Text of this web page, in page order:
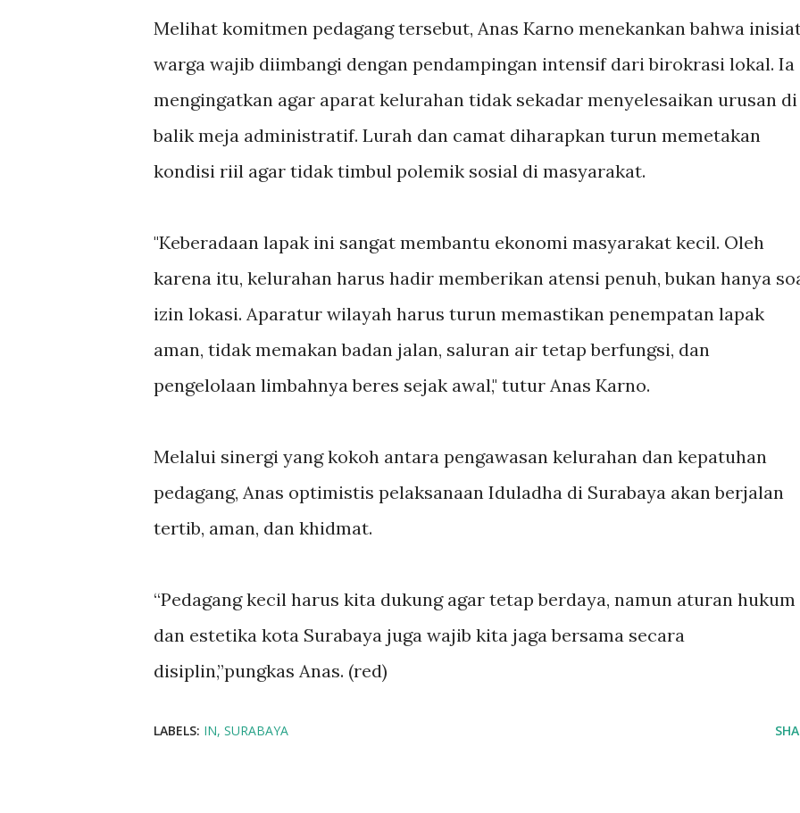
Melihat komitmen pedagang tersebut, Anas Karno menekankan bahwa
warga wajib diimbangi dengan pendampingan intensif dari birokrasi lokal. Ia
mengingatkan agar aparat kelurahan tidak sekadar menyelesaikan urusan di
balik meja administratif. Lurah dan camat diharapkan turun memetakan
kondisi riil agar tidak timbul polemik sosial di masyarakat.
"Keberadaan lapak ini sangat membantu ekonomi masyarakat kecil. Oleh
karena itu, kelurahan harus hadir memberikan atensi penuh, bukan hanya
izin lokasi. Aparatur wilayah harus turun memastikan penempatan lapak
aman, tidak memakan badan jalan, saluran air tetap berfungsi, dan
pengelolaan limbahnya beres sejak awal," tutur Anas Karno.
Melalui sinergi yang kokoh antara pengawasan kelurahan dan kepatuhan
pedagang, Anas optimistis pelaksanaan Iduladha di Surabaya akan berjalan
tertib, aman, dan khidmat.
“Pedagang kecil harus kita dukung agar tetap berdaya, namun aturan hukum
dan estetika kota Surabaya juga wajib kita jaga bersama secara
disiplin,”pungkas Anas. (red)
LABELS: IN SURABAYA